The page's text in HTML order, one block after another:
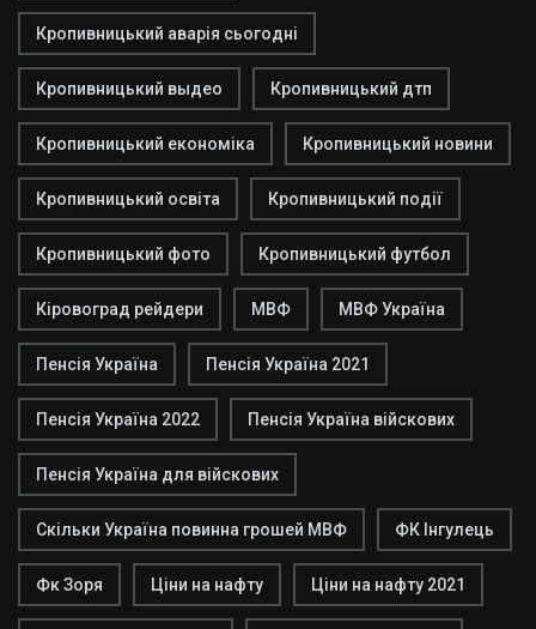
Кропивницький аварія сьогодні
Кропивницький выдео Кропивницький дтп
Кропивницький економіка Кропивницький новини
Кропивницький освіта Кропивницький події
Кропивницький фото Кропивницький футбол
Кіровоград рейдери МВФ МВФ Україна
Пенсія Україна Пенсія Україна 2021
Пенсія Україна 2022 Пенсія Україна війскових
Пенсія Україна для війскових
Скільки Україна повинна грошей МВФ ФК Інгулець
Фк Зоря Ціни на нафту Ціни на нафту 2021